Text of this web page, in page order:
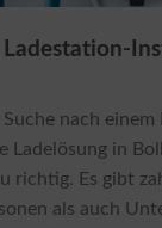
nach
Ladelösung in
richtig. Es gibt
als auch